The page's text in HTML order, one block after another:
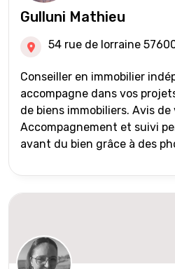
Gulluni Mathieu
54 rue de lorraine
Conseiller en immobilier
accompagne dans vos
de biens immobiliers. Avis de valeur offert
Accompagnement et suivi
avant du bien grâce à des
international) Validation du
acquéreurs auprès de
réseau Iad France et Iad